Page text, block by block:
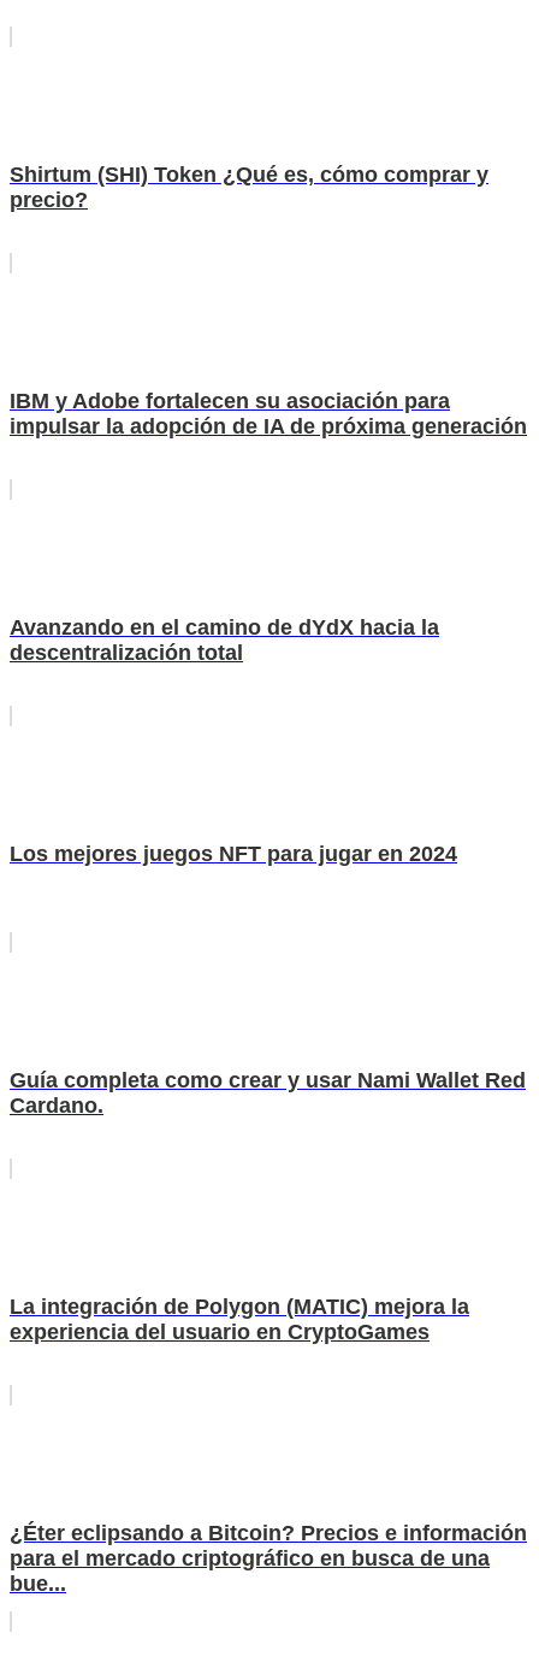
Shirtum (SHI) Token ¿Qué es, cómo comprar y
precio?
IBM y Adobe fortalecen su asociación para
impulsar la adopción de IA de próxima generación
Avanzando en el camino de dYdX hacia la
descentralización total
Los mejores juegos NFT para jugar en 2024
Guía completa como crear y usar Nami Wallet Red
Cardano.
La integración de Polygon (MATIC) mejora la
experiencia del usuario en CryptoGames
¿Éter eclipsando a Bitcoin? Precios e información
para el mercado criptográfico en busca de una
bue...